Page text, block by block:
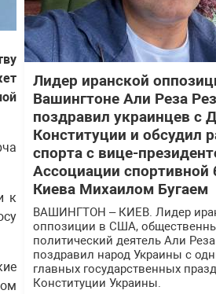
к
Лидер иранской
Вашингтоне Али Реза
поздравил украинцев с
Конституции и обсудил
спорта с вице-
Ассоциации спортивной
Киева Михаилом Бугаем
ВАШИНГТОН – КИЕВ. Лидер
оппозиции в США,
политический деятель Али
поздравил народ Украины с
главных государственных
Конституции Украины.